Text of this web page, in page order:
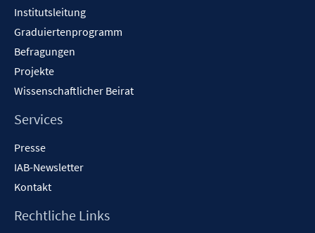
Institutsleitung
Graduiertenprogramm
Befragungen
Projekte
Wissenschaftlicher Beirat
Services
Presse
IAB-Newsletter
Kontakt
Rechtliche Links